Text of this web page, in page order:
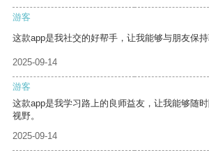
游客
这款app是我社交的好帮手，让我能够与朋友保持
2025-09-14
游客
这款app是我学习路上的良师益友，让我能够随
视野。
2025-09-14